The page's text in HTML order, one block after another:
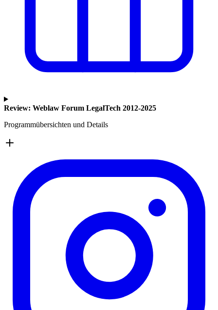
Review: Weblaw Forum LegalTech 2012-2025
Programmübersichten und Details